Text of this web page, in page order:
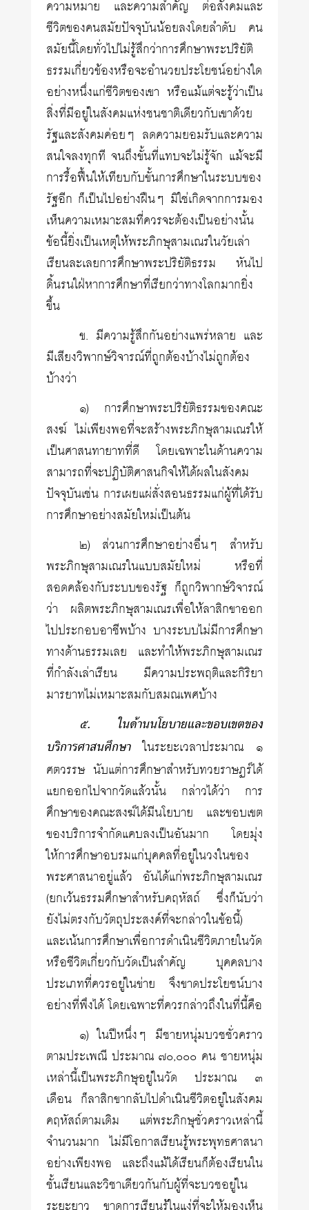
ความหมาย และความสำคัญ ต่อสังคมและ
ชีวิตของคนสมัยปัจจุบันน้อยลงโดยลำดับ คน
สมัยนี้โดยทั่วไปไม่รู้สึกว่าการศึกษาพระปริยัติ
ธรรมเกี่ยวข้องหรือจะอำนวยประโยชน์อย่างใด
อย่างหนึ่งแก่ชีวิตของเขา หรือแม้แต่จะรู้ว่าเป็น
สิ่งที่มีอยู่ในสังคมแห่งชนชาติเดียวกับเขาด้วย
รัฐและสังคมค่อยๆ ลดความยอมรับและความ
สนใจลงทุกที จนถึงขั้นที่แทบจะไม่รู้จัก แม้จะมี
การรื้อฟื้นให้เทียบกับขั้นการศึกษาในระบบของ
รัฐอีก ก็เป็นไปอย่างฝืนๆ มิใช่เกิดจากการมอง
เห็นความเหมาะสมที่ควรจะต้องเป็นอย่างนั้น
ข้อนี้ยิ่งเป็นเหตุให้พระภิกษุสามเณรในวัยเล่า
เรียนละเลยการศึกษาพระปริยัติธรรม หันไป
ดิ้นรนใฝ่หาการศึกษาที่เรียกว่าทางโลกมากยิ่ง
ขึ้น
ข. มีความรู้สึกกันอย่างแพร่หลาย และ
มีเสียงวิพากษ์วิจารณ์ที่ถูกต้องบ้างไม่ถูกต้อง
บ้างว่า
๑) การศึกษาพระปริยัติธรรมของคณะ
สงฆ์ ไม่เพียงพอที่จะสร้างพระภิกษุสามเณรให้
เป็นศาสนทายาทที่ดี โดยเฉพาะในด้านความ
สามารถที่จะปฏิบัติศาสนกิจให้ได้ผลในสังคม
ปัจจุบันเช่น การเผยแผ่สั่งสอนธรรมแก่ผู้ที่ได้รับ
การศึกษาอย่างสมัยใหม่เป็นต้น
๒) ส่วนการศึกษาอย่างอื่นๆ สำหรับ
พระภิกษุสามเณรในแบบสมัยใหม่ หรือที่
สอดคล้องกับระบบของรัฐ ก็ถูกวิพากษ์วิจารณ์
ว่า ผลิตพระภิกษุสามเณรเพื่อให้ลาสิกขาออก
ไปประกอบอาชีพบ้าง บางระบบไม่มีการศึกษา
ทางด้านธรรมเลย และทำให้พระภิกษุสามเณร
ที่กำลังเล่าเรียน มีความประพฤติและกิริยา
มารยาทไม่เหมาะสมกับสมณเพศบ้าง
๕. ในด้านนโยบายและขอบเขตของ
บริการศาสนศึกษาในระยะเวลาประมาณ ๑
ศตวรรษ นับแต่การศึกษาสำหรับทวยราษฏร์ได้
แยกออกไปจากวัดแล้วนั้น กล่าวได้ว่า การ
ศึกษาของคณะสงฆ์ได้มีนโยบาย และขอบเขต
ของบริการจำกัดแคบลงเป็นอันมาก โดยมุ่ง
ให้การศึกษาอบรมแก่บุคคลที่อยู่ในวงในของ
พระศาสนาอยู่แล้ว อันได้แก่พระภิกษุสามเณร
(ยกเว้นธรรมศึกษาสำหรับคฤหัสถ์ ซึ่งก็นับว่า
ยังไม่ตรงกับวัตถุประสงค์ที่จะกล่าวในข้อนี้)
และเน้นการศึกษาเพื่อการดำเนินชีวิตภายในวัด
หรือชีวิตเกี่ยวกับวัดเป็นสำคัญ บุคคลบาง
ประเภทที่ควรอยู่ในข่าย จึงขาดประโยชน์บาง
อย่างที่พึงได้ โดยเฉพาะที่ควรกล่าวถึงในที่นี้คือ
๑) ในปีหนึ่งๆ มีชายหนุ่มบวชชั่วคราว
ตามประเพณี ประมาณ ๗๐,๐๐๐ คน ชายหนุ่ม
เหล่านี้เป็นพระภิกษุอยู่ในวัด ประมาณ ๓
เดือน ก็ลาสิกขากลับไปดำเนินชีวิตอยู่ในสังคม
คฤหัสถ์ตามเดิม แต่พระภิกษุชั่วคราวเหล่านี้
จำนวนมาก ไม่มีโอกาสเรียนรู้พระพุทธศาสนา
อย่างเพียงพอ และถึงแม้ได้เรียนก็ต้องเรียนใน
ชั้นเรียนและวิชาเดียวกันกับผู้ที่จะบวชอยู่ใน